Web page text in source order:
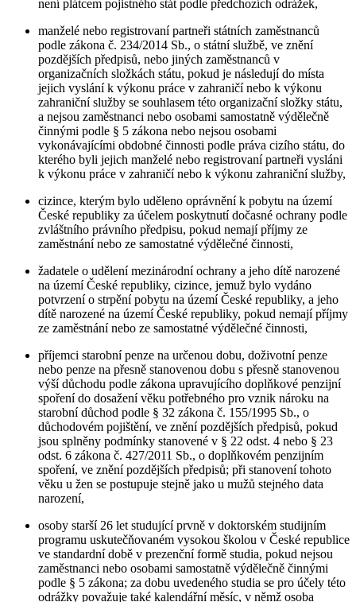
není plátcem pojistného stát podle předchozích odrážek,
manželé nebo registrovaní partneři státních zaměstnanců
podle zákona č. 234/2014 Sb., o státní službě, ve znění
pozdějších předpisů, nebo jiných zaměstnanců v
organizačních složkách státu, pokud je následují do místa
jejich vyslání k výkonu práce v zahraničí nebo k výkonu
zahraniční služby se souhlasem této organizační složky státu,
a nejsou zaměstnanci nebo osobami samostatně výdělečně
činnými podle § 5 zákona nebo nejsou osobami
vykonávajícími obdobné činnosti podle práva cizího státu, do
kterého byli jejich manželé nebo registrovaní partneři vysláni
k výkonu práce v zahraničí nebo k výkonu zahraniční služby,
cizince, kterým bylo uděleno oprávnění k pobytu na území
České republiky za účelem poskytnutí dočasné ochrany podle
zvláštního právního předpisu, pokud nemají příjmy ze
zaměstnání nebo ze samostatné výdělečné činnosti,
žadatele o udělení mezinárodní ochrany a jeho dítě narozené
na území České republiky, cizince, jemuž bylo vydáno
potvrzení o strpění pobytu na území České republiky, a jeho
dítě narozené na území České republiky, pokud nemají příjmy
ze zaměstnání nebo ze samostatné výdělečné činnosti,
příjemci starobní penze na určenou dobu, doživotní penze
nebo penze na přesně stanovenou dobu s přesně stanovenou
výší důchodu podle zákona upravujícího doplňkové penzijní
spoření do dosažení věku potřebného pro vznik nároku na
starobní důchod podle § 32 zákona č. 155/1995 Sb., o
důchodovém pojištění, ve znění pozdějších předpisů, pokud
jsou splněny podmínky stanovené v § 22 odst. 4 nebo § 23
odst. 6 zákona č. 427/2011 Sb., o doplňkovém penzijním
spoření, ve znění pozdějších předpisů; při stanovení tohoto
věku u žen se postupuje stejně jako u mužů stejného data
narození,
osoby starší 26 let studující prvně v doktorském studijním
programu uskutečňovaném vysokou školou v České republice
ve standardní době v prezenční formě studia, pokud nejsou
zaměstnanci nebo osobami samostatně výdělečně činnými
podle § 5 zákona; za dobu uvedeného studia se pro účely této
odrážky považuje také kalendářní měsíc, v němž osoba